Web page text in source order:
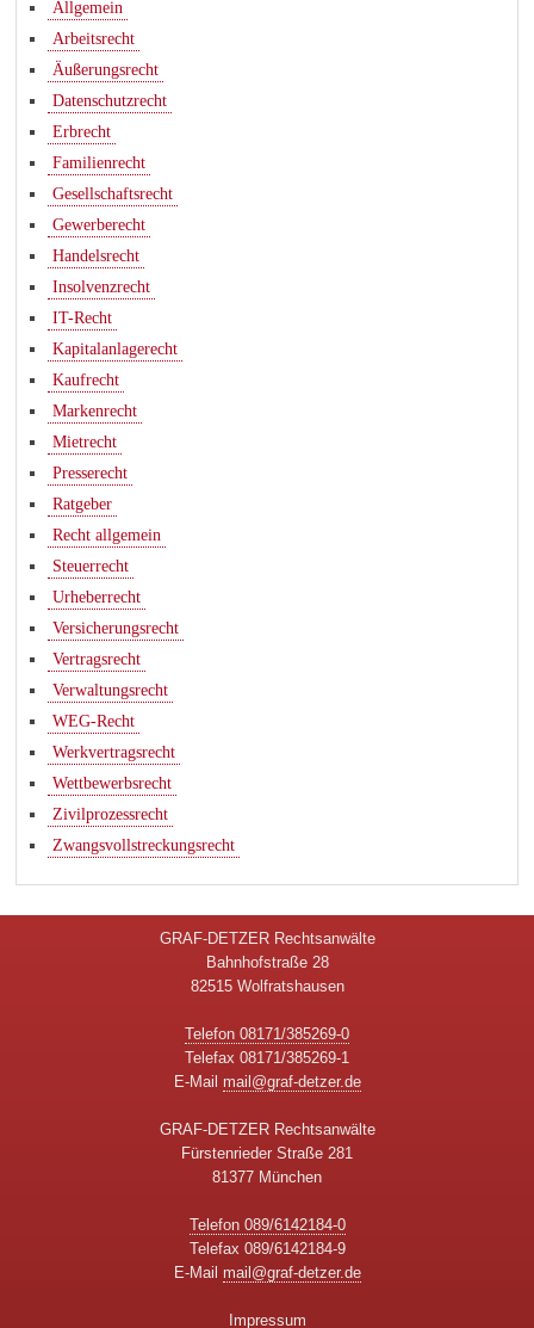
Allgemein
Arbeitsrecht
Äußerungsrecht
Datenschutzrecht
Erbrecht
Familienrecht
Gesellschaftsrecht
Gewerberecht
Handelsrecht
Insolvenzrecht
IT-Recht
Kapitalanlagerecht
Kaufrecht
Markenrecht
Mietrecht
Presserecht
Ratgeber
Recht allgemein
Steuerrecht
Urheberrecht
Versicherungsrecht
Vertragsrecht
Verwaltungsrecht
WEG-Recht
Werkvertragsrecht
Wettbewerbsrecht
Zivilprozessrecht
Zwangsvollstreckungsrecht
GRAF-DETZER Rechtsanwälte
Bahnhofstraße 28
82515 Wolfratshausen
Telefon 08171/385269-0
Telefax 08171/385269-1
E-Mail mail@graf-detzer.de
GRAF-DETZER Rechtsanwälte
Fürstenrieder Straße 281
81377 München
Telefon 089/6142184-0
Telefax 089/6142184-9
E-Mail mail@graf-detzer.de
Impressum